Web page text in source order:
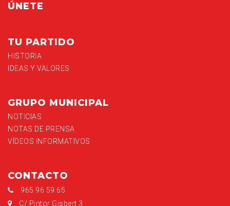
ÚNETE
TU PARTIDO
HISTORIA
IDEAS Y VALORES
GRUPO MUNICIPAL
NOTICIAS
NOTAS DE PRENSA
VÍDEOS INFORMATIVOS
CONTACTO
965 96 59 65
C/ Pintor Gisbert 3